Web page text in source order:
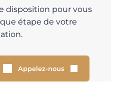
disposition pour vous
étape de votre
Appelez-nous